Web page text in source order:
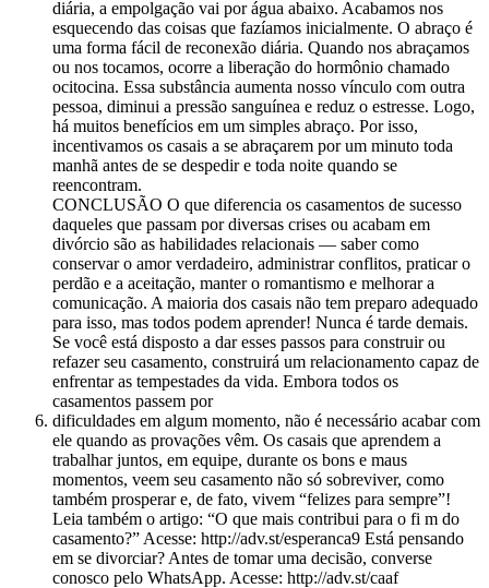
diária, a empolgação vai por água abaixo. Acabamos nos
esquecendo das coisas que fazíamos inicialmente. O abraço é
uma forma fácil de reconexão diária. Quando nos abraçamos
ou nos tocamos, ocorre a liberação do hormônio chamado
ocitocina. Essa substância aumenta nosso vínculo com outra
pessoa, diminui a pressão sanguínea e reduz o estresse. Logo,
há muitos benefícios em um simples abraço. Por isso,
incentivamos os casais a se abraçarem por um minuto toda
manhã antes de se despedir e toda noite quando se
reencontram.
CONCLUSÃO O que diferencia os casamentos de sucesso
daqueles que passam por diversas crises ou acabam em
divórcio são as habilidades relacionais — saber como
conservar o amor verdadeiro, administrar conflitos, praticar o
perdão e a aceitação, manter o romantismo e melhorar a
comunicação. A maioria dos casais não tem preparo adequado
para isso, mas todos podem aprender! Nunca é tarde demais.
Se você está disposto a dar esses passos para construir ou
refazer seu casamento, construirá um relacionamento capaz de
enfrentar as tempestades da vida. Embora todos os
casamentos passem por
dificuldades em algum momento, não é necessário acabar com
ele quando as provações vêm. Os casais que aprendem a
trabalhar juntos, em equipe, durante os bons e maus
momentos, veem seu casamento não só sobreviver, como
também prosperar e, de fato, vivem “felizes para sempre”!
Leia também o artigo: “O que mais contribui para o fi m do
casamento?” Acesse: http://adv.st/esperanca9 Está pensando
em se divorciar? Antes de tomar uma decisão, converse
conosco pelo WhatsApp. Acesse: http://adv.st/caaf